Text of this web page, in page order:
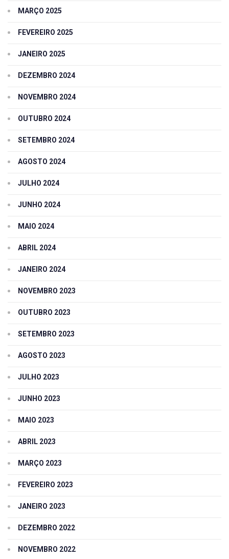
MARÇO 2025
FEVEREIRO 2025
JANEIRO 2025
DEZEMBRO 2024
NOVEMBRO 2024
OUTUBRO 2024
SETEMBRO 2024
AGOSTO 2024
JULHO 2024
JUNHO 2024
MAIO 2024
ABRIL 2024
JANEIRO 2024
NOVEMBRO 2023
OUTUBRO 2023
SETEMBRO 2023
AGOSTO 2023
JULHO 2023
JUNHO 2023
MAIO 2023
ABRIL 2023
MARÇO 2023
FEVEREIRO 2023
JANEIRO 2023
DEZEMBRO 2022
NOVEMBRO 2022